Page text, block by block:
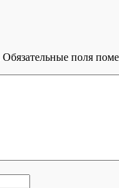
Обязательные поля